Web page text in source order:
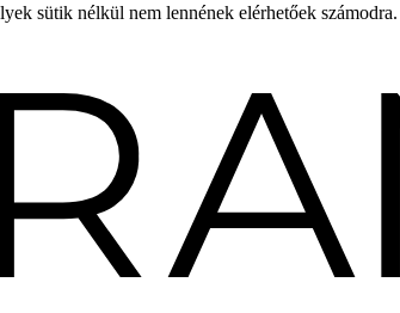
sütik nélkül nem lennének elérhetőek